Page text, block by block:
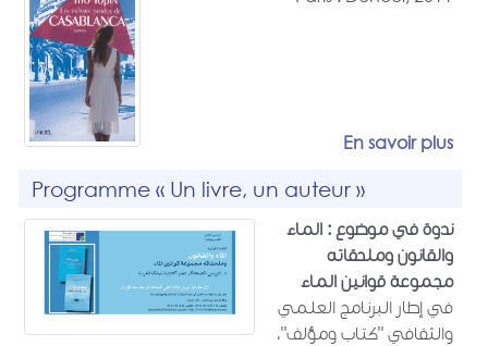
En savoir plus
Programme « Un livre, un auteur »
ندوة في موضوع : الماء
والقانون وملحقاته
مجموعة قوانين الماء
في إطار البرنامج العلمي
والثقافي "كتاب ومؤلف"،